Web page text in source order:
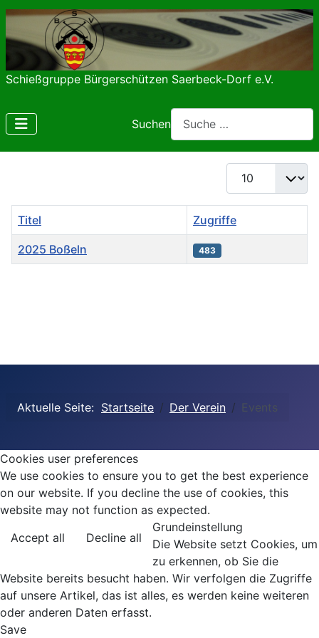
Schießgruppe Bürgerschützen Saerbeck-Dorf e.V.
Suchen
Anzeige #
Titel Zugriffe
2025 Boßeln 483
Aktuelle Seite: Startseite Der Verein Events
Cookies user preferences
We use cookies to ensure you to get the best experience
on our website. If you decline the use of cookies, this
website may not function as expected.
Accept all
Decline all
Grundeinstellung
Die Website setzt Cookies, um
zu erkennen, ob Sie die
Website bereits besucht haben. Wir verfolgen die Zugriffe
auf unsere Artikel, das ist alles, es werden keine weiteren
oder anderen Daten erfasst.
Save